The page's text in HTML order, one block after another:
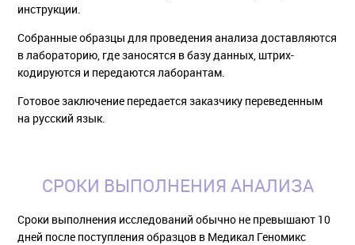
инструкции.
Собранные образцы для проведения анализа доставляются
в лабораторию, где заносятся в базу данных, штрих-
кодируются и передаются лаборантам.
Готовое заключение передается заказчику переведенным
на русский язык.
СРОКИ ВЫПОЛНЕНИЯ АНАЛИЗА
Сроки выполнения исследований обычно не превышают 10
дней после поступления образцов в Медикал Геномикс